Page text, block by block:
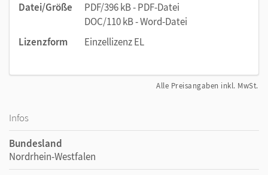
Datei/Größe
PDF/396 kB - PDF-Datei
DOC/110 kB - Word-Datei
Lizenzform
Einzellizenz EL
Alle Preisangaben inkl. MwSt.
Infos
Bundesland
Nordrhein-Westfalen